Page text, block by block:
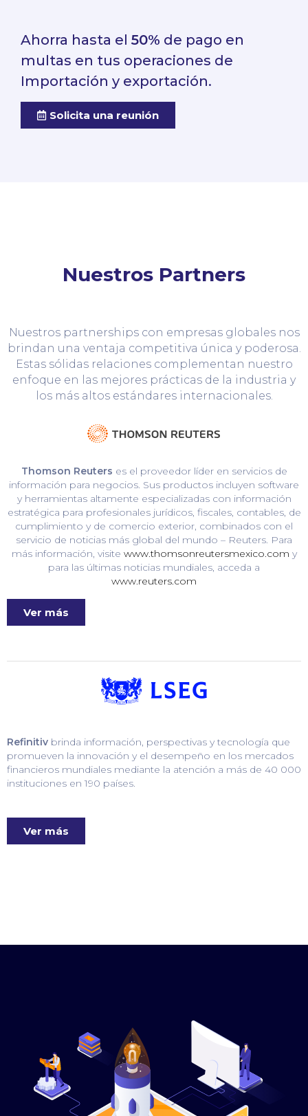
Ahorra hasta el 50% de pago en
multas en tus operaciones de
Importación y exportación.
Solicita una reunión
Nuestros Partners
Nuestros partnerships con empresas globales nos
brindan una ventaja competitiva única y poderosa.
Estas sólidas relaciones complementan nuestro
enfoque en las mejores prácticas de la industria y
los más altos estándares internacionales.
Thomson Reuters es el proveedor líder en servicios de
información para negocios. Sus productos incluyen software
y herramientas altamente especializadas con información
estratégica para profesionales jurídicos, fiscales, contables, de
cumplimiento y de comercio exterior, combinados con el
servicio de noticias más global del mundo – Reuters. Para
más información, visite www.thomsonreutersmexico.com y
para las últimas noticias mundiales, acceda a
www.reuters.com
Ver más
Refinitiv brinda información, perspectivas y tecnología que
promueven la innovación y el desempeño en los mercados
financieros mundiales mediante la atención a más de 40 000
instituciones en 190 países.
Ver más